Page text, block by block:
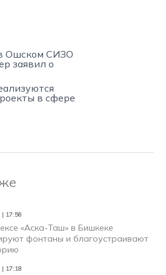
Ошском СИЗО
заявил о
в сфере
| 17:56
«Аска-Таш» в Бишкеке
фонтаны и благоустраивают
| 17:18